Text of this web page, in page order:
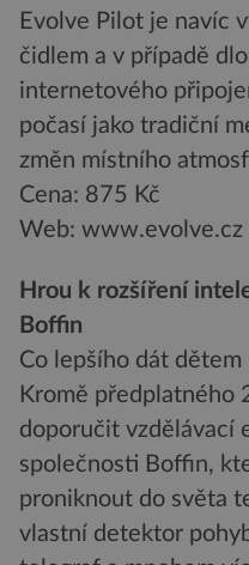
Evolve Pilot je navíc
čidlem a v případě
internetového
počasí jako tradiční
změn místního
Cena: 875 Kč
Web: www.evolve.cz
Hrou k rozšíření
Boffin
Co lepšího dát dětem
Kromě předplatného
doporučit vzdělávací
společnosti Boffin,
proniknout do světa
vlastní detektor